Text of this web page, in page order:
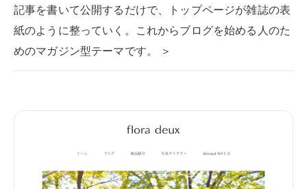
記事を書いて公開するだけで、トップページが雑誌の表
紙のように整っていく。これからブログを始める人のた
めのマガジン型テーマです。 ＞